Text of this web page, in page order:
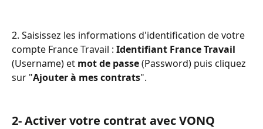
2. Saisissez les informations d'identification de votre
compte France Travail : Identifiant France Travail
(Username) et mot de passe (Password) puis cliquez
sur "Ajouter à mes contrats".
2- Activer votre contrat avec VONQ